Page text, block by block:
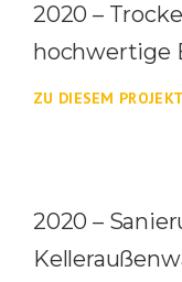
2020 –
hochwertige
ZU DIESEM PROJEKT
2020 –